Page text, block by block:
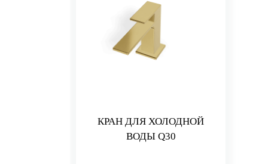
КРАН ДЛЯ ХОЛОДНОЙ
ВОДЫ Q30